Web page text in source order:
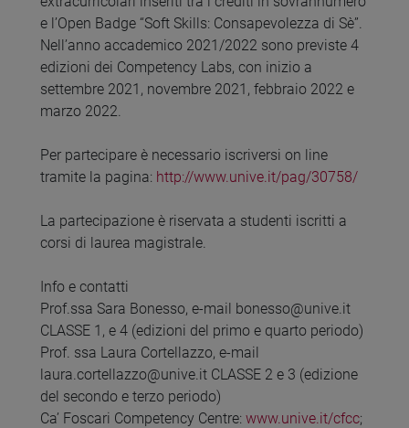
e l’Open Badge “Soft Skills: Consapevolezza di Sè”.
Nell’anno accademico 2021/2022 sono previste 4
edizioni dei Competency Labs, con inizio a
settembre 2021, novembre 2021, febbraio 2022 e
marzo 2022.
Per partecipare è necessario iscriversi on line
tramite la pagina: http://www.unive.it/pag/30758/
La partecipazione è riservata a studenti iscritti a
corsi di laurea magistrale.
Info e contatti
Prof.ssa Sara Bonesso, e-mail bonesso@unive.it
CLASSE 1, e 4 (edizioni del primo e quarto periodo)
Prof. ssa Laura Cortellazzo, e-mail
laura.cortellazzo@unive.it CLASSE 2 e 3 (edizione
del secondo e terzo periodo)
Ca’ Foscari Competency Centre: www.unive.it/cfcc;